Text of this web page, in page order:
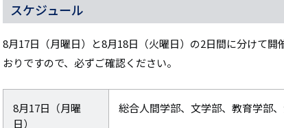
スケジュール
8月17日（月曜日）と8月18日（火曜日）の2日間に分けて開
おりですので、必ずご確認ください。
8月17日（月曜
日）
総合人間学部、文学部、教育学部